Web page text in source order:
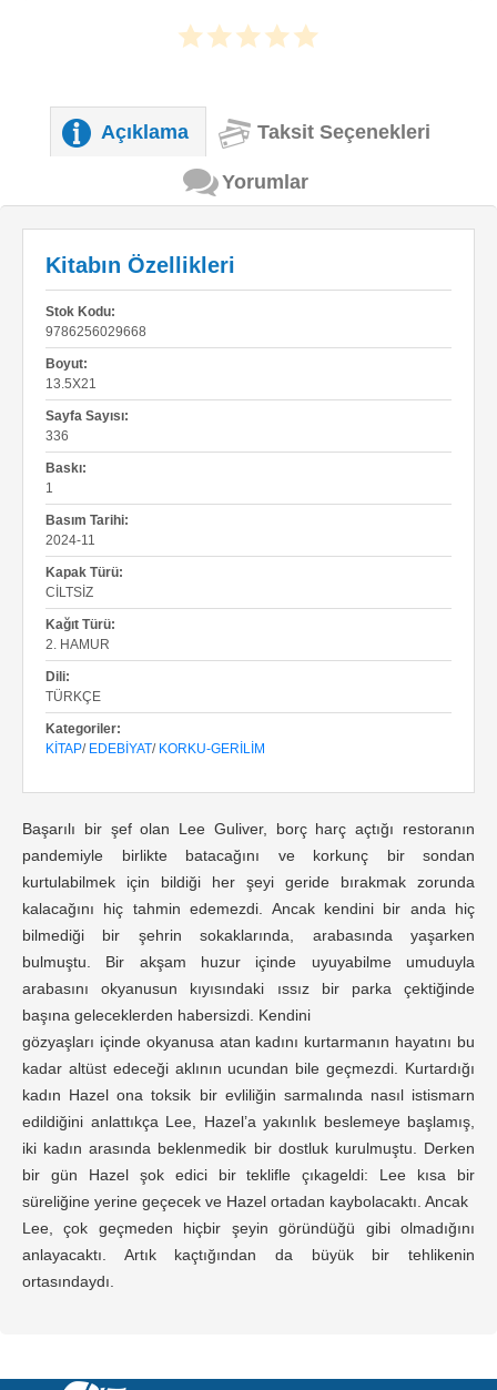
Açıklama Taksit Seçenekleri
Yorumlar
Kitabın Özellikleri
Stok Kodu:
9786256029668
Boyut:
13.5X21
Sayfa Sayısı:
336
Baskı:
1
Basım Tarihi:
2024-11
Kapak Türü:
CILTSIZ
Kağıt Türü:
2. HAMUR
Dili:
TÜRKÇE
Kategoriler:
KITAP/ EDEBIYAT/ KORKU-GERILIM
Başarılı bir şef olan Lee Guliver, borç harç açtığı restoranın
pandemiyle birlikte batacağını ve korkunç bir sondan
kurtulabilmek için bildiği her şeyi geride bırakmak zorunda
kalacağını hiç tahmin edemezdi. Ancak kendini bir anda hiç
bilmediği bir şehrin sokaklarında, arabasında yaşarken
bulmuştu. Bir akşam huzur içinde uyuyabilme umuduyla
arabasını okyanusun kıyısındaki ıssız bir parka çektiğinde
başına geleceklerden habersizdi. Kendini
gözyaşları içinde okyanusa atan kadını kurtarmanın hayatını bu
kadar altüst edeceği aklının ucundan bile geçmezdi. Kurtardığı
kadın Hazel ona toksik bir evliliğin sarmalında nasıl istismarn
edildiğini anlattıkça Lee, Hazel’a yakınlık beslemeye başlamış,
iki kadın arasında beklenmedik bir dostluk kurulmuştu. Derken
bir gün Hazel şok edici bir teklifle çıkageldi: Lee kısa bir
süreliğine yerine geçecek ve Hazel ortadan kaybolacaktı. Ancak
Lee, çok geçmeden hiçbir şeyin göründüğü gibi olmadığını
anlayacaktı. Artık kaçtığından da büyük bir tehlikenin
ortasındaydı.